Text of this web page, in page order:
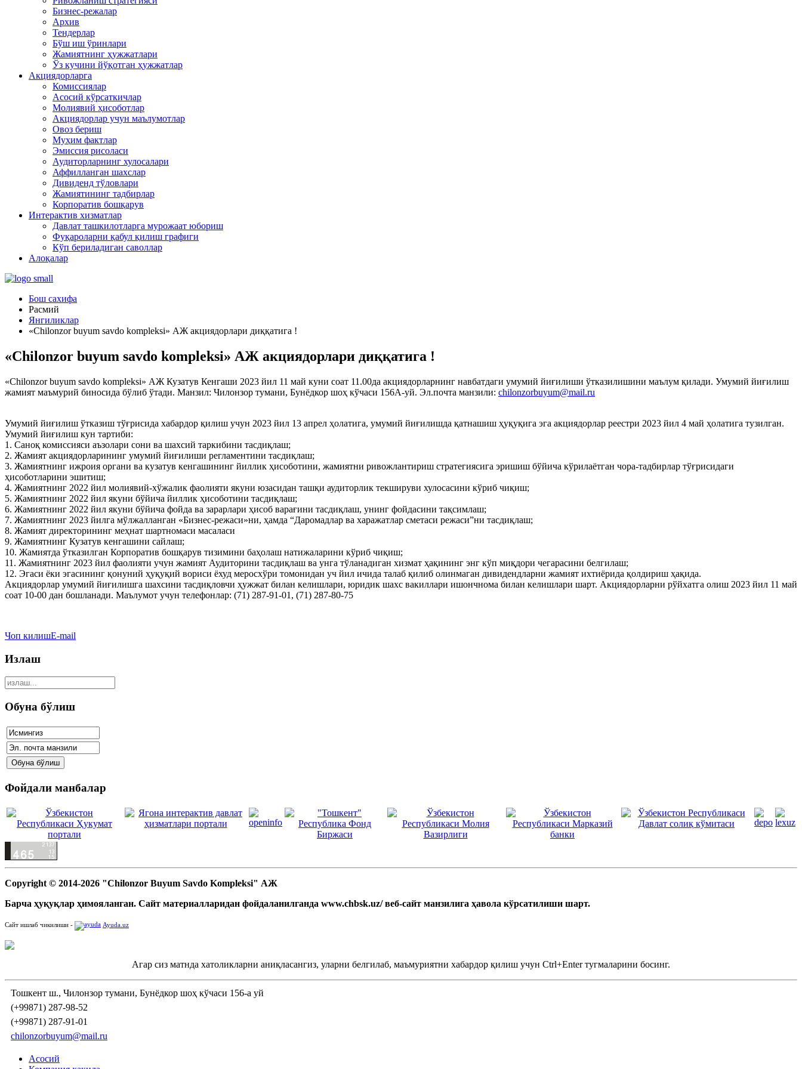
Бизнес-режалар
Архив
Тендерлар
Бўш иш ўринлари
Жамиятнинг ҳужжатлари
Ўз кучини йўқотган ҳужжатлар
Акциядорларга
Комиссиялар
Асосий кўрсаткичлар
Молиявий ҳисоботлар
Акциядорлар учун маълумотлар
Овоз бериш
Муҳим фактлар
Эмиссия рисоласи
Аудиторларнинг хулосалари
Аффилланган шахслар
Дивиденд тўловлари
Жамиятининг тадбирлар
Корпоратив бошқарув
Интерактив хизматлар
Давлат ташкилотларга мурожаат юбориш
Фуқароларни қабул қилиш графиги
Кўп бериладиган саволлар
Алоқалар
Бош сахифа
Расмий
Янгиликлар
«Chilonzor buyum savdo komplеksi» АЖ акциядорлари диққатига !
«Chilonzor buyum savdo komplеksi» АЖ акциядорлари диққатига !
«Chilonzor buyum savdo komplеksi» АЖ Кузатув Кенгаши 2023 йил 11 май куни соат 11.00да акциядорларнинг навбатдаги умумий йиғилиши ўтказилишини маълум қилади. Умумий йиғилиш
жамият маъмурий биносида бўлиб ўтади. Манзил: Чилонзор тумани, Бунёдкор шоҳ кўчаси 156А-уй. Эл.почта манзили: chilonzorbuyum@mail.ru
Умумий йиғилиш ўтказиш тўғрисида хабардор қилиш учун 2023 йил 13 апрел ҳолатига, умумий йиғилишда қатнашиш ҳуқуқига эга акциядорлар реестри 2023 йил 4 май ҳолатига тузилган.
Умумий йиғилиш кун тартиби:
1. Саноқ комиссияси аъзолари сони ва шахсий таркибини тасдиқлаш;
2. Жамият акциядорларининг умумий йиғилиши регламентини тасдиқлаш;
3. Жамиятнинг ижроия органи ва кузатув кенгашининг йиллик ҳисоботини, жамиятни ривожлантириш стратегиясига эришиш бўйича кўрилаётган чора-тадбирлар тўғрисидаги
ҳисоботларини эшитиш;
4. Жамиятнинг 2022 йил молиявий-хўжалик фаолияти якуни юзасидан ташқи аудиторлик текшируви хулосасини кўриб чиқиш;
5. Жамиятнинг 2022 йил якуни бўйича йиллик ҳисоботини тасдиқлаш;
6. Жамиятнинг 2022 йил якуни бўйича фойда ва зарарлари ҳисоб варағини тасдиқлаш, унинг фойдасини тақсимлаш;
7. Жамиятнинг 2023 йилга мўлжалланган «Бизнес-режаси»ни, ҳамда “Даромадлар ва харажатлар сметаси режаси”ни тасдиқлаш;
8. Жамият директорининг меҳнат шартномаси масаласи
9. Жамиятнинг Кузатув кенгашини сайлаш;
10. Жамиятда ўтказилган Корпоратив бошқарув тизимини баҳолаш натижаларини кўриб чиқиш;
11. Жамиятнинг 2023 йил фаолияти учун жамият Аудиторини тасдиқлаш ва унга тўланадиган хизмат ҳақининг энг кўп миқдори чегарасини белгилаш;
12. Эгаси ёки эгасининг қонуний ҳуқуқий вориси ёхуд меросхўри томонидан уч йил ичида талаб қилиб олинмаган дивидендларни жамият ихтиёрида қолдириш ҳақида.
Акциядорлар умумий йиғилишга шахсини тасдиқловчи ҳужжат билан келишлари, юридик шахс вакиллари ишончнома билан келишлари шарт. Акциядорларни рўйхатга олиш 2023 йил 11 май
соат 10-00 дан бошланади. Маълумот учун телефонлар: (71) 287-91-01, (71) 287-80-75
Чоп килишE-mail
Излаш
Обуна бўлиш
Фойдали манбалар
Copyright © 2014-2026 "Chilonzor Buyum Savdo Kompleksi" АЖ
Барча ҳуқуқлар ҳимояланган. Сайт материалларидан фойдаланилганда www.chbsk.uz/ веб-сайт манзилига ҳавола кўрсатилиши шарт.
Сайт ишлаб чикилиши - Ayuda.uz
Агар сиз матнда хатоликларни аниқласангиз, уларни белгилаб, маъмуриятни хабардор қилиш учун Ctrl+Enter тугмаларини босинг.
Тошкент ш., Чилонзор тумани, Бунёдкор шоҳ кўчаси 156-а уй
(+99871) 287-98-52
(+99871) 287-91-01
chilonzorbuyum@mail.ru
Асосий